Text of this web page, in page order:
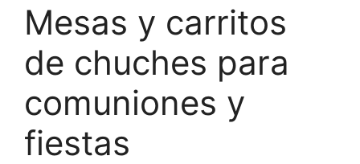
Mesas y carritos
de chuches para
comuniones y
fiestas